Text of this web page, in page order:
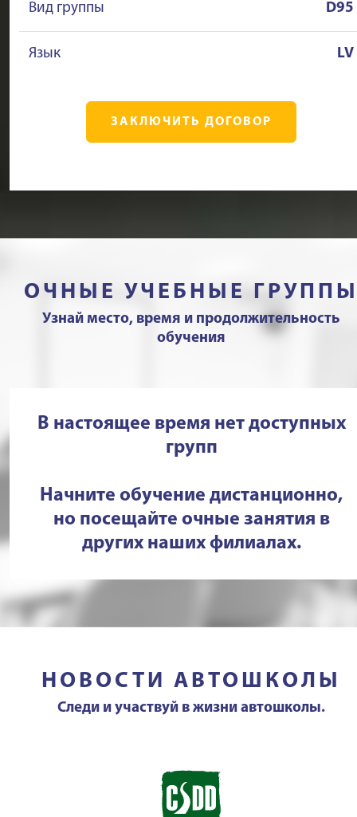
Вид группы D95
Язык LV
ЗАКЛЮЧИТЬ ДОГОВОР
ОЧНЫЕ УЧЕБНЫЕ
Узнай место, время и продолжительность
обучения
В настоящее время нет доступных
групп
Начните обучение дистанционно,
но посещайте очные занятия в
других наших филиалах.
НОВОСТИ АВТОШКОЛЫ
Следи и участвуй в жизни автошколы.